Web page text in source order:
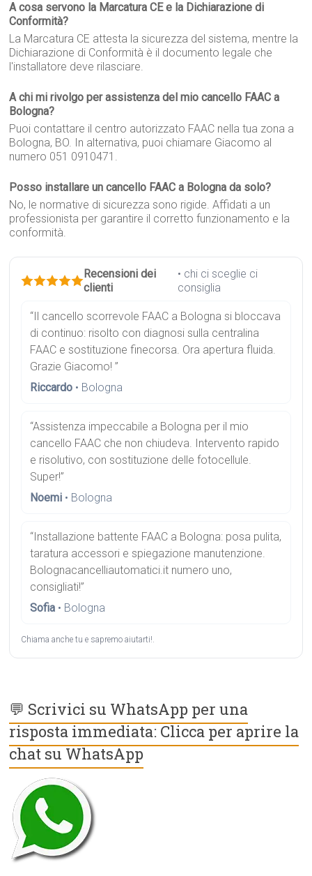
A cosa servono la Marcatura CE e la Dichiarazione di
Conformità?
La Marcatura CE attesta la sicurezza del sistema, mentre la
Dichiarazione di Conformità è il documento legale che
l'installatore deve rilasciare.
A chi mi rivolgo per assistenza del mio cancello FAAC a
Bologna?
Puoi contattare il centro autorizzato FAAC nella tua zona a
Bologna, BO. In alternativa, puoi chiamare Giacomo al
numero 051 0910471.
Posso installare un cancello FAAC a Bologna da solo?
No, le normative di sicurezza sono rigide. Affidati a un
professionista per garantire il corretto funzionamento e la
conformità.
Recensioni dei
clienti
• chi ci sceglie ci
consiglia
“Il cancello scorrevole FAAC a Bologna si bloccava
di continuo: risolto con diagnosi sulla centralina
FAAC e sostituzione finecorsa. Ora apertura fluida.
Grazie Giacomo! ”
Riccardo • Bologna
“Assistenza impeccabile a Bologna per il mio
cancello FAAC che non chiudeva. Intervento rapido
e risolutivo, con sostituzione delle fotocellule.
Super!”
Noemi • Bologna
“Installazione battente FAAC a Bologna: posa pulita,
taratura accessori e spiegazione manutenzione.
Bolognacancelliautomatici.it numero uno,
consigliati!”
Sofia • Bologna
Chiama anche tu e sapremo aiutarti!.
💬 Scrivici su WhatsApp per una
risposta immediata: Clicca per aprire la
chat su WhatsApp